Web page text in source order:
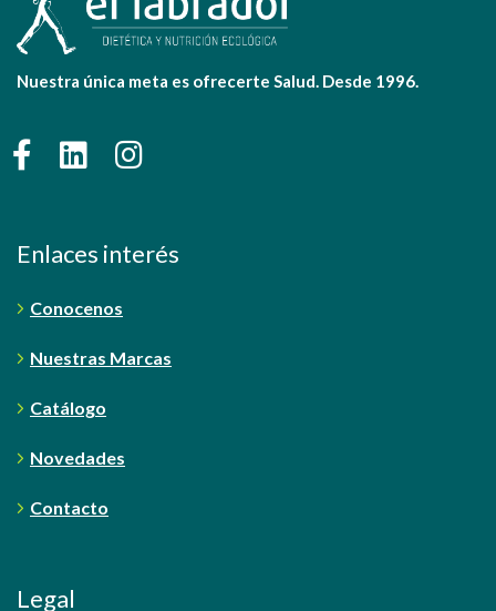
Nuestra única meta es ofrecerte Salud. Desde 1996.
Enlaces interés
Conocenos
Nuestras Marcas
Catálogo
Novedades
Contacto
Legal